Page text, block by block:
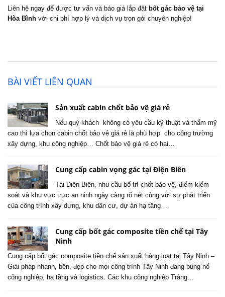
Liên hệ ngay để được tư vấn và báo giá lắp đặt bốt gác bảo vệ tại
Hòa Bình với chi phí hợp lý và dịch vụ trọn gói chuyên nghiệp!
BÀI VIẾT LIÊN QUAN
Sản xuất cabin chốt bảo vệ giá rẻ
Nếu quý khách không có yêu cầu kỹ thuật và thẩm mỹ
cao thì lựa chọn cabin chốt bảo vệ giá rẻ là phù hợp cho công trường
xây dựng, khu công nghiệp… Chốt bảo vệ giá rẻ có hai…
Cung cấp cabin vọng gác tại Điện Biên
Tại Điện Biên, nhu cầu bố trí chốt bảo vệ, điểm kiểm
soát và khu vực trực an ninh ngày càng rõ nét cùng với sự phát triển
của công trình xây dựng, khu dân cư, dự án hạ tầng…
Cung cấp bốt gác composite tiền chế tại Tây
Ninh
Cung cấp bốt gác composite tiền chế sản xuất hàng loạt tại Tây Ninh –
Giải pháp nhanh, bền, đẹp cho mọi công trình Tây Ninh đang bùng nổ
công nghiệp, hạ tầng và logistics. Các khu công nghiệp Trảng…